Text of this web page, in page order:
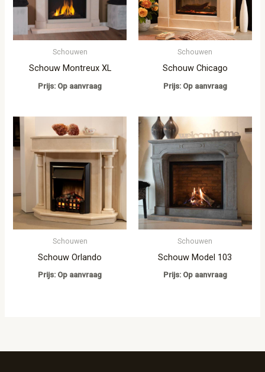
Schouwen
Schouw Montreux XL
Prijs: Op aanvraag
Schouwen
Schouw Chicago
Prijs: Op aanvraag
Schouwen
Schouw Orlando
Prijs: Op aanvraag
Schouwen
Schouw Model 103
Prijs: Op aanvraag